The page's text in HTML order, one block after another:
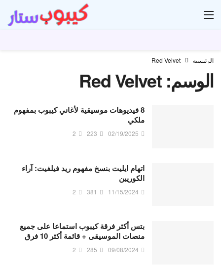
الرئيسية Red Velvet
الوسم:Red Velvet
8 فيديوهات موسيقية لأغاني كيبوب بمفهوم
ملكي
02/19/2025
223
2
اتهام ايليت بنسخ مفهوم ريد فيلفيت: آراء
الكوريين
11/15/2024
381
2
بتس أكثر فرقة كيبوب استماعا على جميع
منصات الموسيقى + قائمة أكثر 10 فرق
09/08/2024
285
2